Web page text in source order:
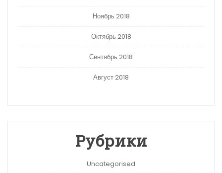
Ноябрь 2018
Октябрь 2018
Сентябрь 2018
Август 2018
Рубрики
Uncategorised